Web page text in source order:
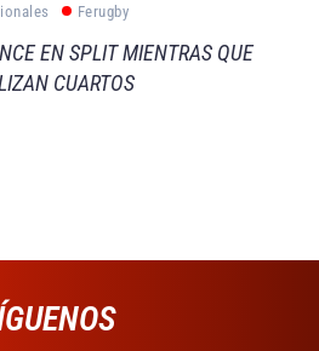
Ferugby
EN SPLIT MIENTRAS QUE
CUARTOS